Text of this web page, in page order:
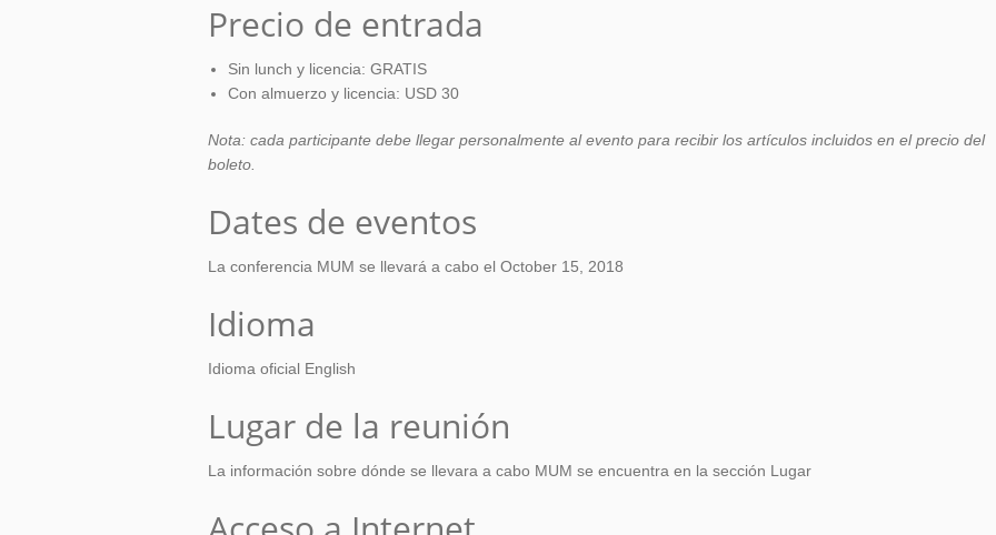
Precio de entrada
Sin lunch y licencia: GRATIS
Con almuerzo y licencia: USD 30
Nota: cada participante debe llegar personalmente al evento para recibir los artículos incluidos en el precio del
boleto.
Dates de eventos
La conferencia MUM se llevará a cabo el October 15, 2018
Idioma
Idioma oficial English
Lugar de la reunión
La información sobre dónde se llevara a cabo MUM se encuentra en la sección Lugar